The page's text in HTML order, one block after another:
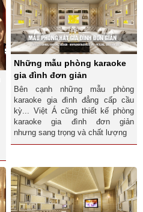
Những mẫu phòng karaoke
gia đình đơn giản
Bên cạnh những mẫu phòng
karaoke gia đình đẳng cấp cầu
kỳ... Việt Á cũng thiết kế phòng
karaoke gia đình đơn giản
nhưng sang trọng và chất lượng